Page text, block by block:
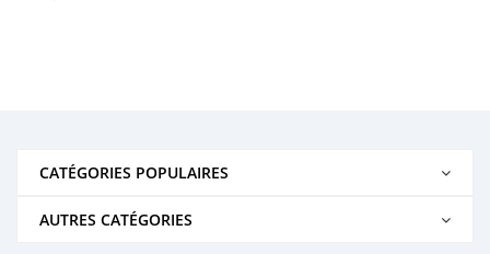
CATÉGORIES POPULAIRES
AUTRES CATÉGORIES